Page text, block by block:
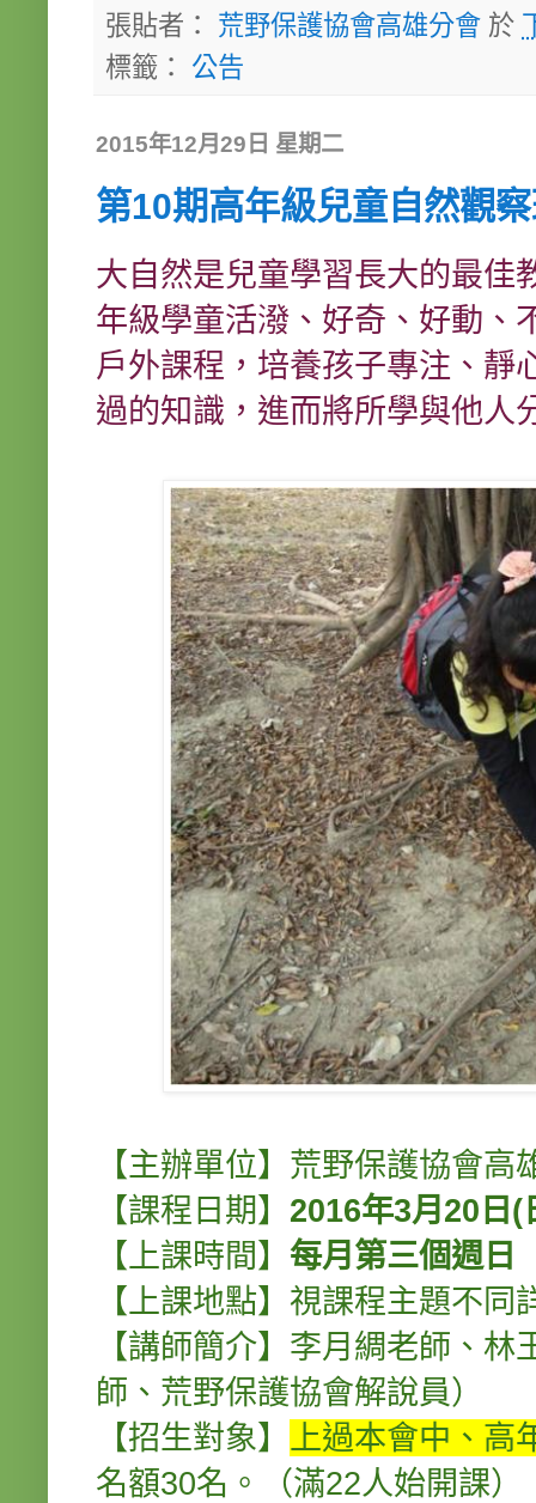
張貼者： 荒野保護協會高雄分會 於
標籤： 公告
2015年12月29日 星期二
第10期高年級兒童自然觀
大自然是兒童學習長大的最佳
年級學童活潑、好奇、好動、
戶外課程，培養孩子專注、靜
過的知識，進而將所學與他人
【主辦單位】荒野保護協會高
【課程日期】 2016年3月20日(
【上課時間】 每月第三個週日
【上課地點】視課程主題不同
【講師簡介】李月綢老師、
師、荒野保護協會解說員）
【招生對象】
上過本會中、
名額30名。（滿22人始開課）